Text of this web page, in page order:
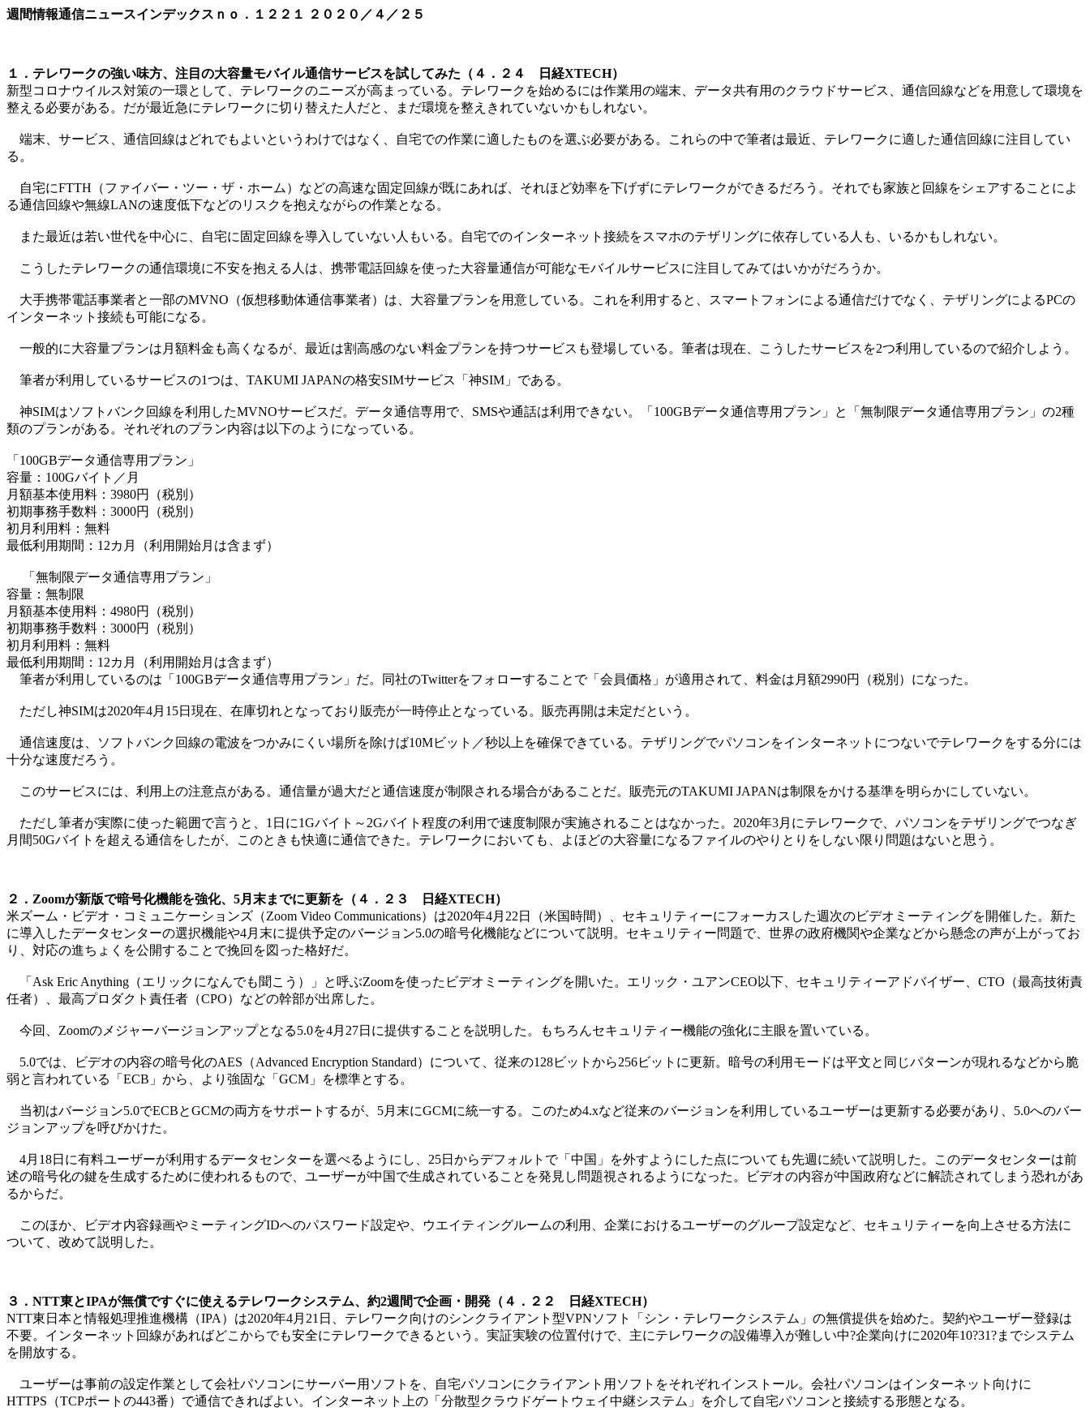
週間情報通信ニュースインデックスｎｏ． １２２１ ２０２０／４／２５
１．テレワークの強い味方、注目の大容量モバイル通信サービスを試してみた（４．２４ 日経XTECH）
新型コロナウイルス対策の一環として、テレワークのニーズが高まっている。テレワークを始めるには作業用の端末、データ共有用のクラウドサービス、通信回線などを用意して環境を
整える必要がある。だが最近急にテレワークに切り替えた人だと、まだ環境を整えきれていないかもしれない。
端末、サービス、通信回線はどれでもよいというわけではなく、自宅での作業に適したものを選ぶ必要がある。これらの中で筆者は最近、テレワークに適した通信回線に注目してい
る。
自宅にFTTH（ファイバー・ツー・ザ・ホーム）などの高速な固定回線が既にあれば、それほど効率を下げずにテレワークができるだろう。それでも家族と回線をシェアすることによ
る通信回線や無線LANの速度低下などのリスクを抱えながらの作業となる。
また最近は若い世代を中心に、自宅に固定回線を導入していない人もいる。自宅でのインターネット接続をスマホのテザリングに依存している人も、いるかもしれない。
こうしたテレワークの通信環境に不安を抱える人は、携帯電話回線を使った大容量通信が可能なモバイルサービスに注目してみてはいかがだろうか。
大手携帯電話事業者と一部のMVNO（仮想移動体通信事業者）は、大容量プランを用意している。これを利用すると、スマートフォンによる通信だけでなく、テザリングによるPCの
インターネット接続も可能になる。
一般的に大容量プランは月額料金も高くなるが、最近は割高感のない料金プランを持つサービスも登場している。筆者は現在、こうしたサービスを2つ利用しているので紹介しよう。
筆者が利用しているサービスの1つは、TAKUMI JAPANの格安SIMサービス「神SIM」である。
神SIMはソフトバンク回線を利用したMVNOサービスだ。データ通信専用で、SMSや通話は利用できない。「100GBデータ通信専用プラン」と「無制限データ通信専用プラン」の2種
類のプランがある。それぞれのプラン内容は以下のようになっている。
「100GBデータ通信専用プラン」
容量：100Gバイト／月
月額基本使用料：3980円（税別）
初期事務手数料：3000円（税別）
初月利用料：無料
最低利用期間：12カ月（利用開始月は含まず）
「無制限データ通信専用プラン」
容量：無制限
月額基本使用料：4980円（税別）
初期事務手数料：3000円（税別）
初月利用料：無料
最低利用期間：12カ月（利用開始月は含まず）
筆者が利用しているのは「100GBデータ通信専用プラン」だ。同社のTwitterをフォローすることで「会員価格」が適用されて、料金は月額2990円（税別）になった。
ただし神SIMは2020年4月15日現在、在庫切れとなっており販売が一時停止となっている。販売再開は未定だという。
通信速度は、ソフトバンク回線の電波をつかみにくい場所を除けば10Mビット／秒以上を確保できている。テザリングでパソコンをインターネットにつないでテレワークをする分には
十分な速度だろう。
このサービスには、利用上の注意点がある。通信量が過大だと通信速度が制限される場合があることだ。販売元のTAKUMI JAPANは制限をかける基準を明らかにしていない。
ただし筆者が実際に使った範囲で言うと、1日に1Gバイト～2Gバイト程度の利用で速度制限が実施されることはなかった。2020年3月にテレワークで、パソコンをテザリングでつなぎ
月間50Gバイトを超える通信をしたが、このときも快適に通信できた。テレワークにおいても、よほどの大容量になるファイルのやりとりをしない限り問題はないと思う。
２．Zoomが新版で暗号化機能を強化、5月末までに更新を（４．２３ 日経XTECH）
米ズーム・ビデオ・コミュニケーションズ（Zoom Video Communications）は2020年4月22日（米国時間）、セキュリティーにフォーカスした週次のビデオミーティングを開催した。新た
に導入したデータセンターの選択機能や4月末に提供予定のバージョン5.0の暗号化機能などについて説明。セキュリティー問題で、世界の政府機関や企業などから懸念の声が上がってお
り、対応の進ちょくを公開することで挽回を図った格好だ。
「Ask Eric Anything（エリックになんでも聞こう）」と呼ぶZoomを使ったビデオミーティングを開いた。エリック・ユアンCEO以下、セキュリティーアドバイザー、CTO（最高技術責
任者）、最高プロダクト責任者（CPO）などの幹部が出席した。
今回、Zoomのメジャーバージョンアップとなる5.0を4月27日に提供することを説明した。もちろんセキュリティー機能の強化に主眼を置いている。
5.0では、ビデオの内容の暗号化のAES（Advanced Encryption Standard）について、従来の128ビットから256ビットに更新。暗号の利用モードは平文と同じパターンが現れるなどから脆
弱と言われている「ECB」から、より強固な「GCM」を標準とする。
当初はバージョン5.0でECBとGCMの両方をサポートするが、5月末にGCMに統一する。このため4.xなど従来のバージョンを利用しているユーザーは更新する必要があり、5.0へのバー
ジョンアップを呼びかけた。
4月18日に有料ユーザーが利用するデータセンターを選べるようにし、25日からデフォルトで「中国」を外すようにした点についても先週に続いて説明した。このデータセンターは前
述の暗号化の鍵を生成するために使われるもので、ユーザーが中国で生成されていることを発見し問題視されるようになった。ビデオの内容が中国政府などに解読されてしまう恐れがあ
るからだ。
このほか、ビデオ内容録画やミーティングIDへのパスワード設定や、ウエイティングルームの利用、企業におけるユーザーのグループ設定など、セキュリティーを向上させる方法に
ついて、改めて説明した。
３．NTT東とIPAが無償ですぐに使えるテレワークシステム、約2週間で企画・開発（４．２２ 日経XTECH）
NTT東日本と情報処理推進機構（IPA）は2020年4月21日、テレワーク向けのシンクライアント型VPNソフト「シン・テレワークシステム」の無償提供を始めた。契約やユーザー登録は
不要。インターネット回線があればどこからでも安全にテレワークできるという。実証実験の位置付けで、主にテレワークの設備導入が難しい中?企業向けに2020年10?31?までシステム
を開放する。
ユーザーは事前の設定作業として会社パソコンにサーバー用ソフトを、自宅パソコンにクライアント用ソフトをそれぞれインストール。会社パソコンはインターネット向けに
HTTPS（TCPポートの443番）で通信できればよい。インターネット上の「分散型クラウドゲートウェイ中継システム」を介して自宅パソコンと接続する形態となる。